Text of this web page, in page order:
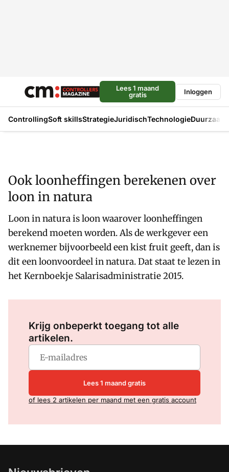
Lees 1 maand
gratis
Inloggen
ControllingSoft skillsStrategieJuridischTechnologie
Ook loonheffingen berekenen over
loon in natura
Loon in natura is loon waarover loonheffingen
berekend moeten worden. Als de werkgever een
werknemer bijvoorbeeld een kist fruit geeft, dan is
dit een loonvoordeel in natura. Dat staat te lezen in
het Kernboekje Salarisadministratie 2015.
Krijg onbeperkt toegang tot alle
artikelen.
Lees 1 maand gratis
of lees 2 artikelen per maand met een gratis account